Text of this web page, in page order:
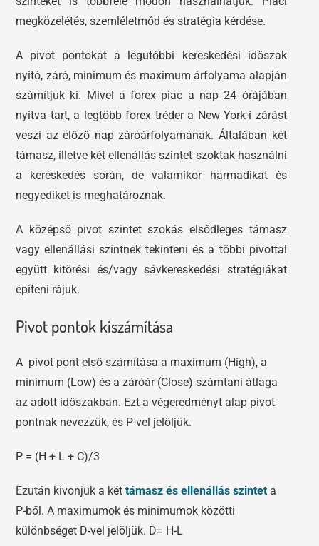
megközelétés, szemléletmód és stratégia kérdése.
A pivot pontokat a legutóbbi kereskedési időszak
nyitó, záró, minimum és maximum árfolyama alapján
számítjuk ki. Mivel a forex piac a nap 24 órájában
nyitva tart, a legtöbb forex tréder a New York-i zárást
veszi az előző nap záróárfolyamának. Általában két
támasz, illetve két ellenállás szintet szoktak használni
a kereskedés során, de valamikor harmadikat és
negyediket is meghatároznak.
A középső pivot szintet szokás elsődleges támasz
vagy ellenállási szintnek tekinteni és a többi pivottal
együtt kitörési és/vagy sávkereskedési stratégiákat
építeni rájuk.
Pivot pontok kiszámítása
A pivot pont első számítása a maximum (High), a
minimum (Low) és a záróár (Close) számtani átlaga
az adott időszakban. Ezt a végeredményt alap pivot
pontnak nevezzük, és P-vel jelöljük.
P = (H + L + C)/3
Ezután kivonjuk a kéttámasz és ellenállás szintet a
P-ből. A maximumok és minimumok közötti
különbséget D-vel jelöljük. D= H-L